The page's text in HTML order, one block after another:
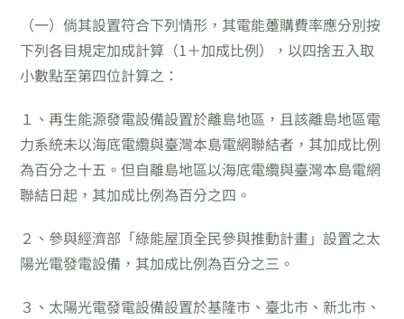
（一）倘其設置符合下列情形，其電能躉購費率應分別按
下列各目規定加成計算（1＋加成比例），以四捨五入取
小數點至第四位計算之：
１、再生能源發電設備設置於離島地區，且該離島地區電
力系統未以海底電纜與臺灣本島電網聯結者，其加成比例
為百分之十五。但自離島地區以海底電纜與臺灣本島電網
聯結日起，其加成比例為百分之四。
２、 參與經濟部「綠能屋頂全民參與推動計畫」設置之太
陽光電發電設備，其加成比例為百分之三。
３、 太陽光電發電設備設置於基隆市、臺北市、新北市、